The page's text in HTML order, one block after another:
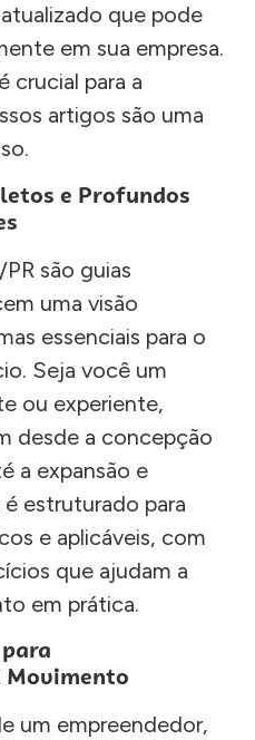
que pode
em sua empresa.
crucial para a
artigos são uma
e Profundos
são guias
uma visão
essenciais para o
Seja você um
ou experiente,
desde a concepção
a expansão e
estruturado para
e aplicáveis, com
que ajudam a
em prática.
Movimento
um empreendedor,